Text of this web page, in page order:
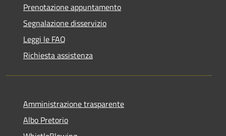
Prenotazione appuntamento
Segnalazione disservizio
Leggi le FAQ
Richiesta assistenza
Amministrazione trasparente
Albo Pretorio